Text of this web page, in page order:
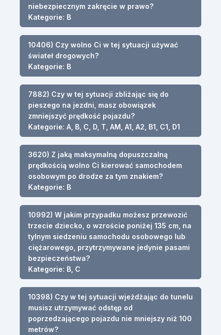
niebezpiecznym zakręcie w prawo?
Kategorie: B
10406) Czy wolno Ci w tej sytuacji używać
świateł drogowych?
Kategorie: B
7882) Czy w tej sytuacji zbliżając się do
pieszego na jezdni, masz obowiązek
zmniejszyć prędkość pojazdu?
Kategorie: A, B, C, D, T, AM, A1, A2, B1, C1, D1
3620) Z jaką maksymalną dopuszczalną
prędkością wolno Ci kierować samochodem
osobowym po drodze za tym znakiem?
Kategorie: B
10992) W jakim przypadku możesz przewozić
trzecie dziecko, o wzroście poniżej 135 cm, na
tylnym siedzeniu samochodu osobowego lub
ciężarowego, przytrzymywane jedynie pasami
bezpieczeństwa?
Kategorie: B, C
10398) Czy w tej sytuacji wjeżdżając do tunelu
musisz utrzymywać odstęp od
poprzedzającego pojazdu nie mniejszy niż 100
metrów?